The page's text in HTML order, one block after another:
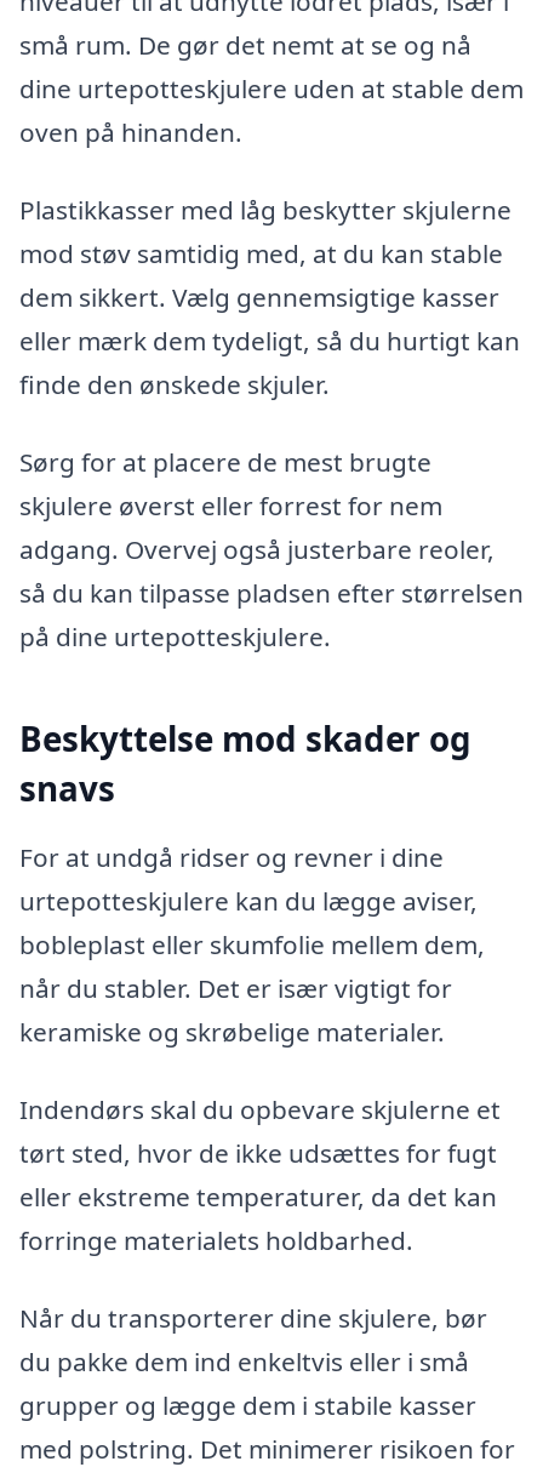
små rum. De gør det nemt at se og nå
dine urtepotteskjulere uden at stable dem
oven på hinanden.
Plastikkasser med låg beskytter skjulerne
mod støv samtidig med, at du kan stable
dem sikkert. Vælg gennemsigtige kasser
eller mærk dem tydeligt, så du hurtigt kan
finde den ønskede skjuler.
Sørg for at placere de mest brugte
skjulere øverst eller forrest for nem
adgang. Overvej også justerbare reoler,
så du kan tilpasse pladsen efter størrelsen
på dine urtepotteskjulere.
Beskyttelse mod skader og
snavs
For at undgå ridser og revner i dine
urtepotteskjulere kan du lægge aviser,
bobleplast eller skumfolie mellem dem,
når du stabler. Det er især vigtigt for
keramiske og skrøbelige materialer.
Indendørs skal du opbevare skjulerne et
tørt sted, hvor de ikke udsættes for fugt
eller ekstreme temperaturer, da det kan
forringe materialets holdbarhed.
Når du transporterer dine skjulere, bør
du pakke dem ind enkeltvis eller i små
grupper og lægge dem i stabile kasser
med polstring. Det minimerer risikoen for